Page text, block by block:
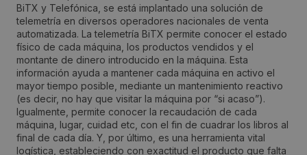
BiTX y Telefónica, se está implantado una solución de
telemetría en diversos operadores nacionales de venta
automatizada. La telemetría BiTX permite conocer el estado
físico de cada máquina, los productos vendidos y el
montante de dinero introducido en la máquina. Esta
información ayuda a mantener cada máquina en activo el
mayor tiempo posible, mediante un mantenimiento reactivo
(es decir, no hay que visitar la máquina por “si acaso”).
Igualmente, permite conocer la recaudación de cada
máquina, lugar, cuidad etc, con el fin de cuadrar los libros al
final de cada día. Y, por último, es una herramienta vital
logística, estableciendo con exactitud el producto que falta
Persona de contacto:
Andrés Gómez
Dirección:
Alejando Gamella 6 B-6
Localidad:
Collado-Villalba